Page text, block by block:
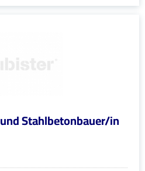
Stahlbetonbauer/in